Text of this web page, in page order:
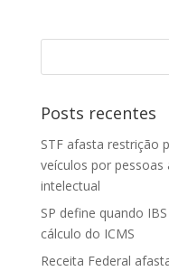
Posts recentes
STF afasta restrição
veículos por
intelectual
SP define quando
cálculo do ICMS
Receita Federal